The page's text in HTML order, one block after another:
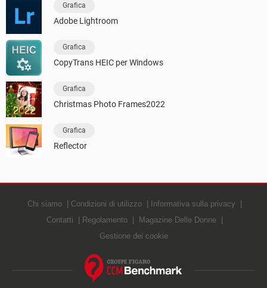
Grafica
Adobe Lightroom
Grafica
CopyTrans HEIC per Windows
Grafica
Christmas Photo Frames2022
Grafica
Reflector
Chi siamo Condizioni di utilizzo
Informativa sulla privacy
Contatti
Regolamento
Magazine Delle Donne
Gestione dei cookie